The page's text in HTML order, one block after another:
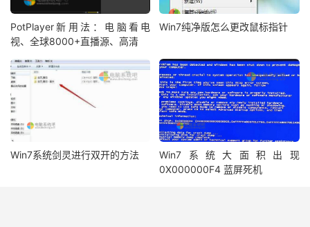
PotPlayer新用法：电脑看电
视、全球8000+直播源、高清
Win7纯净版怎么更改鼠标指针
Win7系统剑灵进行双开的方法
Win7系统大面积出现
0X000000F4 蓝屏死机